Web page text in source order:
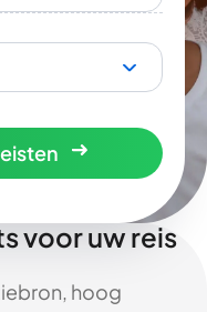
voor uw reis
hoog